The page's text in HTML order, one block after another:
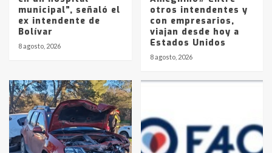
municipal”, señaló el
ex intendente de
Bolívar
8 agosto, 2026
otros intendentes y
con empresarios,
viajan desde hoy a
Estados Unidos
8 agosto, 2026